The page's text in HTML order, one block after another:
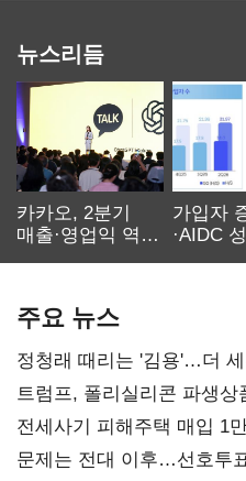
뉴스리듬
카카오, 2분기
매출·영업익 역대
가입자
·AIDC
주요 뉴스
정청래 때리는 '김용'…더
트럼프, 폴리실리콘 파생
재건"
전세사기 피해주택 매입 1
4만278명
문제는 전대 이후…선호투